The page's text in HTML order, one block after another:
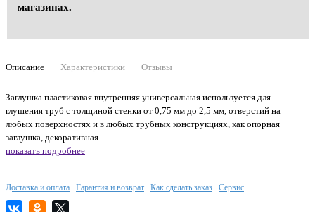
магазинах.
Описание Характеристики Отзывы
Заглушка пластиковая внутренняя универсальная используется для
глушения труб с толщиной стенки от 0,75 мм до 2,5 мм, отверстий на
любых поверхностях и в любых трубных конструкциях, как опорная
заглушка, декоративная...
показать подробнее
Доставка и оплата Гарантия и возврат Как сделать заказ Сервис